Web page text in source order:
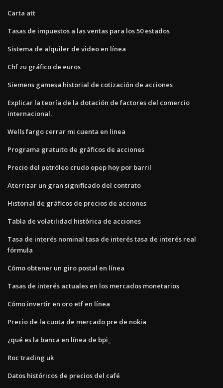
Carta att
Tasas de impuestos a las ventas para los 50 estados
Sistema de alquiler de video en línea
Chf zu gráfico de euros
Siemens gamesa historial de cotización de acciones
Explicar la teoría de la dotación de factores del comercio
internacional.
Wells fargo cerrar mi cuenta en linea
Programa gratuito de gráficos de acciones
Precio del petróleo crudo opep hoy por barril
Aterrizar un gran significado del contrato
Historial de gráficos de precios de acciones
Tabla de volatilidad histórica de acciones
Tasa de interés nominal tasa de interés tasa de interés real
fórmula
Cómo obtener un giro postal en línea
Tasas de interés actuales en los mercados monetarios
Cómo invertir en oro etf en línea
Precio de la cuota de mercado pre de nokia
¿qué es la banca en línea de bpi_
Roc trading uk
Datos históricos de precios del café